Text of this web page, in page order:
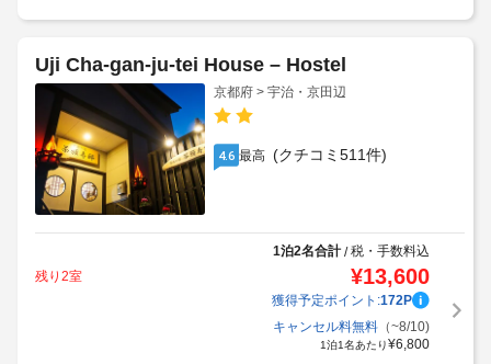
Uji Cha-gan-ju-tei House – Hostel
京都府 > 宇治・京田辺
4.6 最高 (クチコミ511件)
1泊2名合計/税・手数料込
残り2室
¥13,600
獲得予定ポイント:172P
キャンセル料無料（~8/10)
1泊1名あたり¥6,800